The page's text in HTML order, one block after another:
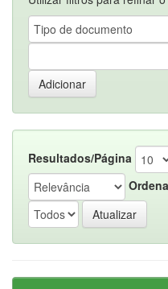
Resultados/Página